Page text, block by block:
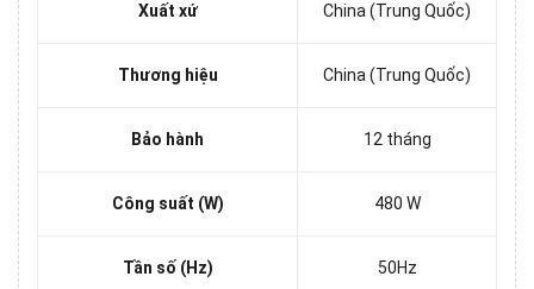
Xuất xứ China (Trung Quốc)
Thương hiệu China (Trung Quốc)
Bảo hành 12 tháng
Công suất (W) 480 W
Tần số (Hz) 50Hz